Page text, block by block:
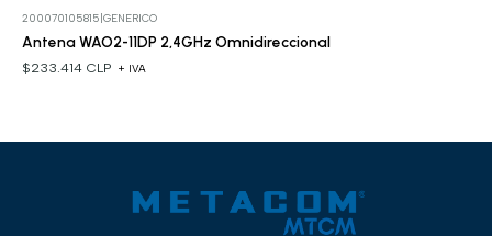
200070105815 GENERICO
Antena WAO2-11DP 2,4GHz Omnidireccional
$233.414 CLP + IVA